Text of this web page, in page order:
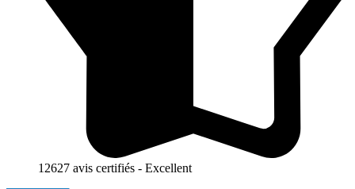
12627 avis certifiés - Excellent